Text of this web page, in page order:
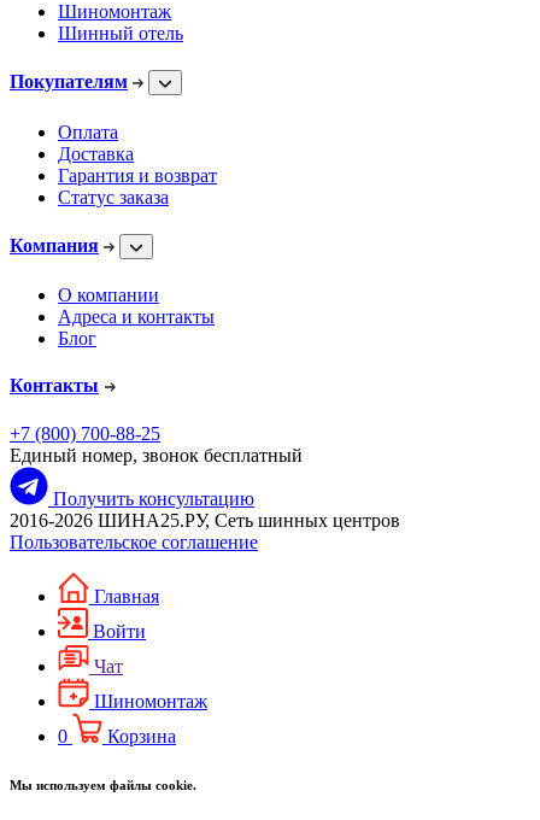
Шиномонтаж
Шинный отель
Покупателям
Оплата
Доставка
Гарантия и возврат
Статус заказа
Компания
О компании
Адреса и контакты
Блог
Контакты
+7 (800) 700-88-25
Единый номер, звонок бесплатный
Получить консультацию
2016-2026 ШИНА25.РУ, Сеть шинных центров
Пользовательское соглашение
Главная
Войти
Чат
Шиномонтаж
0
Корзина
Мы используем файлы cookie.